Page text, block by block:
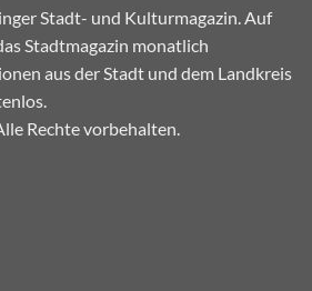
Stadt- und Kulturmagazin. Auf
Stadtmagazin monatlich
aus der Stadt und dem Landkreis
Rechte vorbehalten.